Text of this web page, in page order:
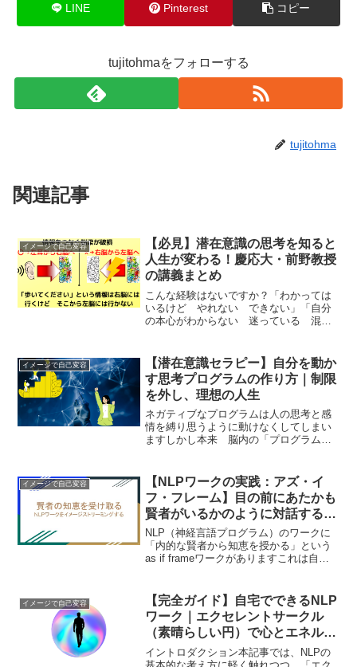
LINE Pinterest コピー
tujitohmaをフォローする
tujitohma
関連記事
イメージで自己変容
【必見】潜在意識の思考を知ると
人生が変わる！慶応大・前野教授
の講義まとめ
こんな経験はないですか？「わかっては
いるけど やれない できない」「自分
の本心がわからない 迷っている 混乱
らですね今回は 潜在意識の停止命令が
なぜ起こるのかを実例で考...
イメージで自己変容
【潜在意識セラピー】自分を動か
す思考プログラムの作り方｜制限
を外し、理想の人生
ネガティブなプログラムは人の思考と感
情を縛り思うように動けなくしてしまい
ますしかし本来 脳内の「プログラム」
なってるわけですそこで今回は 自分に
とって必要なプログラムと...
イメージで自己変容
【NLPワークの実践：アズ・イ
フ・フレーム】目の前にあたかも
賢者がいるかのように対話する｜
NLPで潜在意識から答えを引出す
方法
NLP（神経言語プログラム）のワークに
「内的な賢者から知恵を授かる」という
as if frameワークがありますこれは自分
を 取り出す方法です普段は忘れてしま
っていたり...
イメージで自己変容
【完全ガイド】自宅でできるNLP
ワーク｜エクセレントサークル
（素晴らしい円）で心とエネルギ
ーを整える
イントロダクション本記事では、NLPの